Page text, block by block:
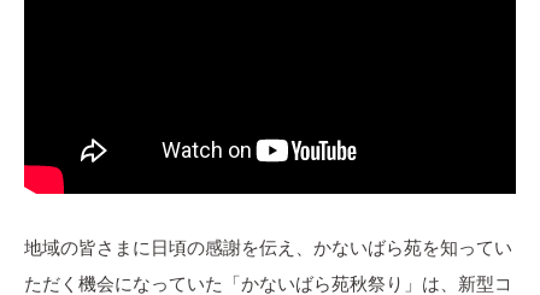
地域の皆さまに日頃の感謝を伝え、かないばら苑を知ってい
ただく機会になっていた「かないばら苑秋祭り」は、新型コ